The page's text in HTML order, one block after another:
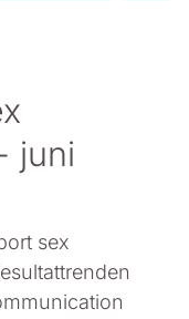
juni
sex